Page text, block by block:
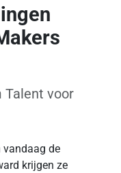
Talent voor
vandaag de
krijgen ze